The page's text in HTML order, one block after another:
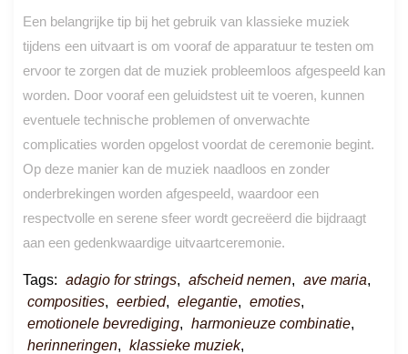
Een belangrijke tip bij het gebruik van klassieke muziek
tijdens een uitvaart is om vooraf de apparatuur te testen om
ervoor te zorgen dat de muziek probleemloos afgespeeld kan
worden. Door vooraf een geluidstest uit te voeren, kunnen
eventuele technische problemen of onverwachte
complicaties worden opgelost voordat de ceremonie begint.
Op deze manier kan de muziek naadloos en zonder
onderbrekingen worden afgespeeld, waardoor een
respectvolle en serene sfeer wordt gecreëerd die bijdraagt
aan een gedenkwaardige uitvaartceremonie.
Tags: adagio for strings, afscheid nemen, ave maria,
composities, eerbied, elegantie, emoties,
emotionele bevrediging, harmonieuze combinatie,
herinneringen, klassieke muziek,